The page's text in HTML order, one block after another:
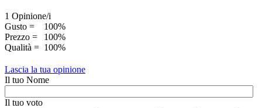
1 Opinione/i
Gusto =
100%
Prezzo =
100%
Qualità = 100%
Lascia la tua opinione
Il tuo Nome
Il tuo voto